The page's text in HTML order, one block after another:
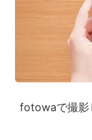
fotowaで撮影